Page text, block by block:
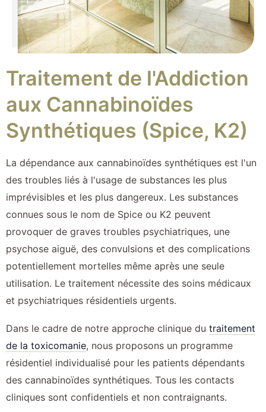
Traitement de l'Addiction
aux Cannabinoïdes
Synthétiques (Spice, K2)
La dépendance aux cannabinoïdes synthétiques est l'un
des troubles liés à l'usage de substances les plus
imprévisibles et les plus dangereux. Les substances
connues sous le nom de Spice ou K2 peuvent
provoquer de graves troubles psychiatriques, une
psychose aiguë, des convulsions et des complications
potentiellement mortelles même après une seule
utilisation. Le traitement nécessite des soins médicaux
et psychiatriques résidentiels urgents.
Dans le cadre de notre approche clinique du traitement
de la toxicomanie, nous proposons un programme
résidentiel individualisé pour les patients dépendants
des cannabinoïdes synthétiques. Tous les contacts
cliniques sont confidentiels et non contraignants.